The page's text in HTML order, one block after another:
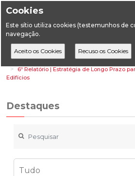
Cookies
Este sítio utiliza cookies (testemunhos de
navegação.
HomeDestaques
Energia
6º Relatório | Estratégia de Longo Prazo
Edifícios
Destaques
Tudo